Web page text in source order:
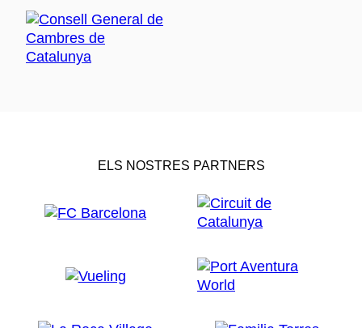
ELS NOSTRES PARTNERS